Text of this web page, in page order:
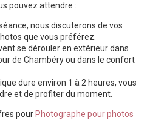
pouvez attendre :
nous discuterons de vos
que vous préférez.
se dérouler en extérieur dans
de Chambéry ou dans le confort
dure environ 1 à 2 heures, vous
et de profiter du moment.
pour Photographe pour photos